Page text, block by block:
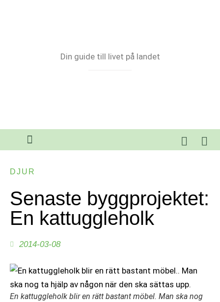
Din guide till livet på landet
DJUR
Senaste byggprojektet:
En kattuggleholk
2014-03-08
En kattuggleholk blir en rätt bastant möbel. Man ska nog